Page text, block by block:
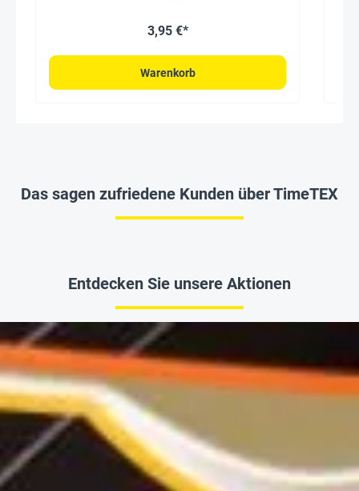
3,95 €*
Warenkorb
Das sagen zufriedene Kunden über TimeTEX
Entdecken Sie unsere Aktionen